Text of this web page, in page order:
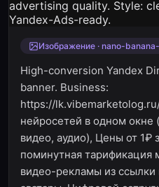
Изображение · nano-
High-conversion Yandex
banner. Business:
https://
нейросетей в одном окне
видео, аудио), Цены от 1₽
поминутная тарификация
видео-рекламы из ссылки